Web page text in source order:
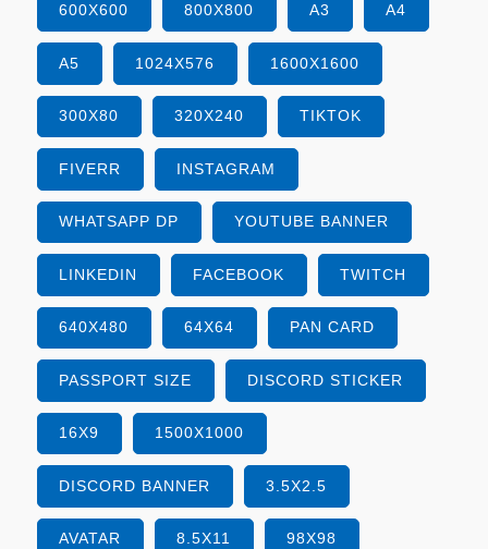
600X600 800X800 A3 A4
A5 1024X576 1600X1600
300X80 320X240 TIKTOK
FIVERR INSTAGRAM
WHATSAPP DP YOUTUBE BANNER
LINKEDIN FACEBOOK TWITCH
640X480 64X64 PAN CARD
PASSPORT SIZE DISCORD STICKER
16X9 1500X1000
DISCORD BANNER 3.5X2.5
AVATAR 8.5X11 98X98